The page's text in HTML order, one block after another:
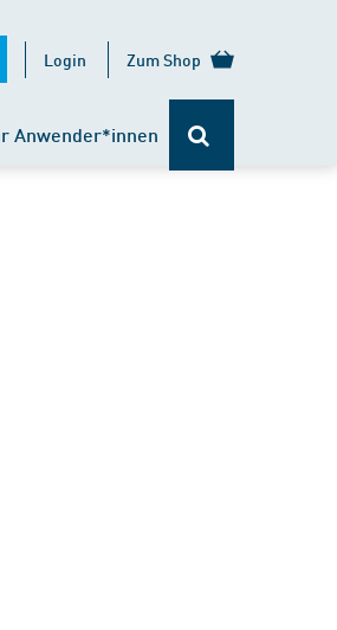
Login Zum Shop
Anwender*innen